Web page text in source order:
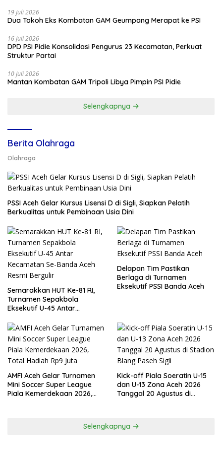
19 Juli 2026
Dua Tokoh Eks Kombatan GAM Geumpang Merapat ke PSI
16 Juli 2026
DPD PSI Pidie Konsolidasi Pengurus 23 Kecamatan, Perkuat
Struktur Partai
10 Juli 2026
Mantan Kombatan GAM Tripoli Libya Pimpin PSI Pidie
Selengkapnya
Berita Olahraga
Olahraga
PSSI Aceh Gelar Kursus Lisensi D di Sigli, Siapkan Pelatih
Berkualitas untuk Pembinaan Usia Dini
Semarakkan HUT Ke-81 RI,
Turnamen Sepakbola
Eksekutif U-45 Antar
Resmi Bergulir
Delapan Tim Pastikan
Berlaga di Turnamen
Eksekutif PSSI Banda Aceh
AMFI Aceh Gelar Turnamen
Mini Soccer Super League
Piala Kemerdekaan 2026,
Kick-off Piala Soeratin U-15
dan U-13 Zona Aceh 2026
Tanggal 20 Agustus di
Selengkapnya